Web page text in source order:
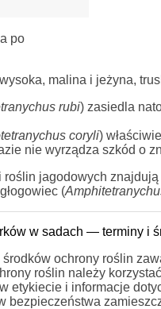
po
malina i jeżyna,
rubi) zasiedla
coryli)
nie wyrządza szkód o
jagodowych
(
w sadach — terminy i
ochrony roślin
roślin należy
etykiecie i informacje
bezpieczeństwa